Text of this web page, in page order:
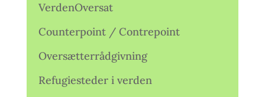
VerdenOversat
Counterpoint / Contrepoint
Oversætterrådgivning
Refugiesteder i verden